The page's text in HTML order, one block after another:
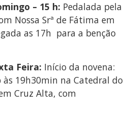
– 15 h: Pedalada pela
Nossa Srª de Fátima em
as 17h para a benção
Feira: Início da novena:
19h30min na Catedral do
Cruz Alta, com